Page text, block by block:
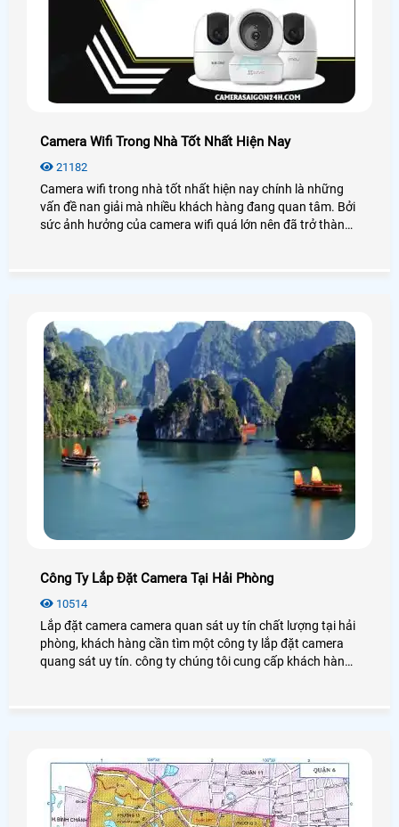
Camera Wifi Trong Nhà Tốt Nhất Hiện Nay
21182
Camera wifi trong nhà tốt nhất hiện nay chính là những
vấn đề nan giải mà nhiều khách hàng đang quan tâm. Bởi
sức ảnh hưởng của camera wifi quá lớn nên đã trở thành
Công Ty Lắp Đặt Camera Tại Hải Phòng
10514
Lắp đặt camera camera quan sát uy tín chất lượng tại hải
phòng, khách hàng cần tìm một công ty lắp đặt camera
quang sát uy tín. công ty chúng tôi cung cấp khách hàng